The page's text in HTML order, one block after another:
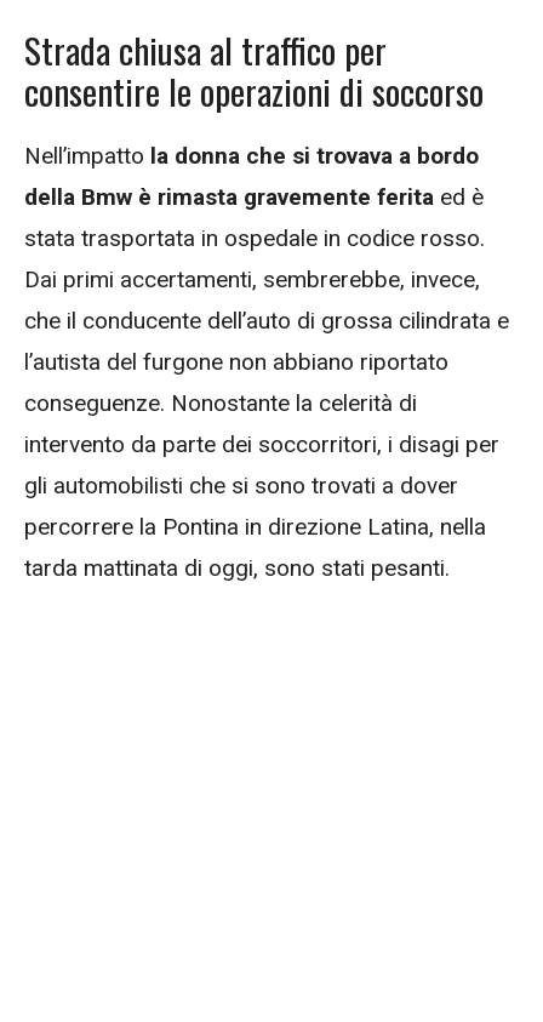
Strada chiusa al traffico per
consentire le operazioni di soccorso
Nell’impatto la donna che si trovava a bordo
della Bmw è rimasta gravemente ferita ed è
stata trasportata in ospedale in codice rosso.
Dai primi accertamenti, sembrerebbe, invece,
che il conducente dell’auto di grossa cilindrata e
l’autista del furgone non abbiano riportato
conseguenze. Nonostante la celerità di
intervento da parte dei soccorritori, i disagi per
gli automobilisti che si sono trovati a dover
percorrere la Pontina in direzione Latina, nella
tarda mattinata di oggi, sono stati pesanti.